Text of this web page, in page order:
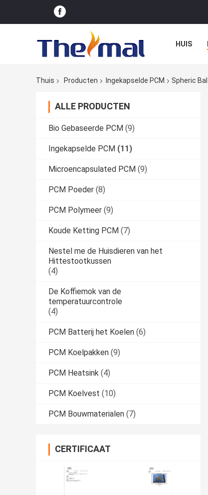
HUIS
Thuis Producten Ingekapselde PCM Spheric
ALLE PRODUCTEN
Bio Gebaseerde PCM (9)
Ingekapselde PCM (11)
Microencapsulated PCM (9)
PCM Poeder (8)
PCM Polymeer (9)
Koude Ketting PCM (7)
Nestel me de Huisdieren van het
Hittestootkussen
(4)
De Koffiemok van de
temperatuurcontrole
(4)
PCM Batterij het Koelen (6)
PCM Koelpakken (9)
PCM Heatsink (4)
PCM Koelvest (10)
PCM Bouwmaterialen (7)
CERTIFICAAT